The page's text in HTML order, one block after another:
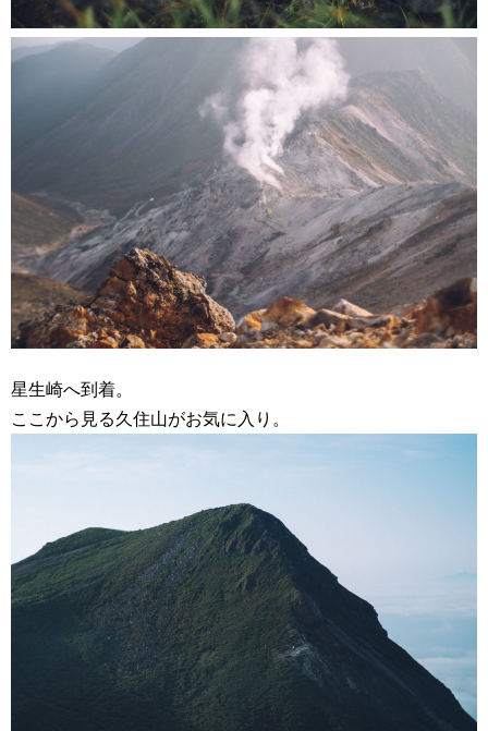
星生崎へ到着。
ここから見る久住山がお気に入り。